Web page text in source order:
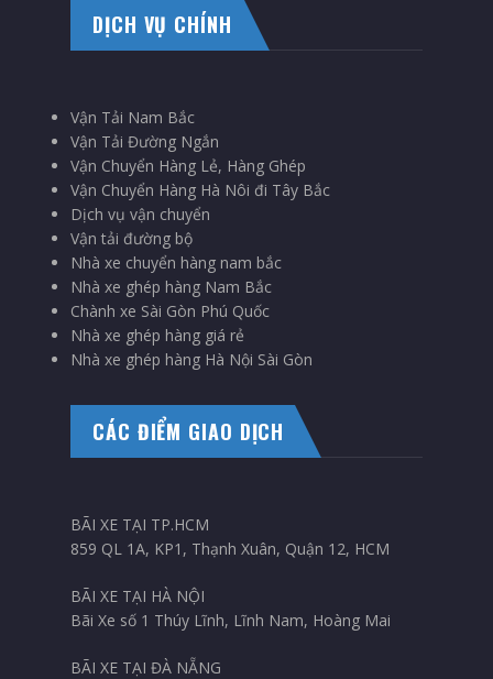
DỊCH VỤ CHÍNH
Vận Tải Nam Bắc
Vận Tải Đường Ngắn
Vận Chuyển Hàng Lẻ, Hàng Ghép
Vận Chuyển Hàng Hà Nôi đi Tây Bắc
Dịch vụ vận chuyển
Vận tải đường bộ
Nhà xe chuyển hàng nam bắc
Nhà xe ghép hàng Nam Bắc
Chành xe Sài Gòn Phú Quốc
Nhà xe ghép hàng giá rẻ
Nhà xe ghép hàng Hà Nội Sài Gòn
CÁC ĐIỂM GIAO DỊCH
BÃI XE TẠI TP.HCM
859 QL 1A, KP1, Thạnh Xuân, Quận 12, HCM
BÃI XE TẠI HÀ NỘI
Bãi Xe số 1 Thúy Lĩnh, Lĩnh Nam, Hoàng Mai
BÃI XE TẠI ĐÀ NẴNG